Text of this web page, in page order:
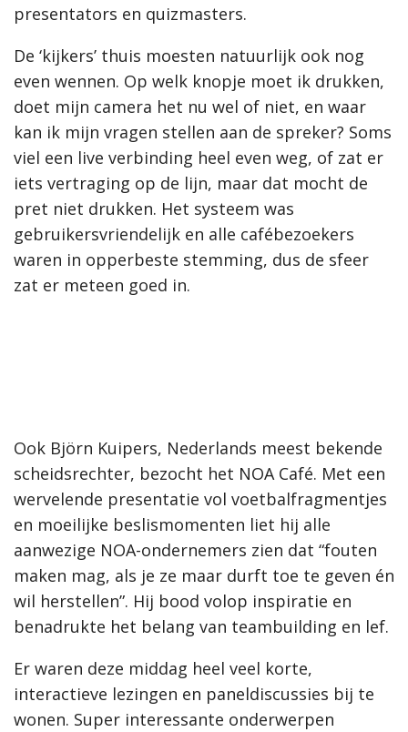
presentators en quizmasters.
De ‘kijkers’ thuis moesten natuurlijk ook nog
even wennen. Op welk knopje moet ik drukken,
doet mijn camera het nu wel of niet, en waar
kan ik mijn vragen stellen aan de spreker? Soms
viel een live verbinding heel even weg, of zat er
iets vertraging op de lijn, maar dat mocht de
pret niet drukken. Het systeem was
gebruikersvriendelijk en alle cafébezoekers
waren in opperbeste stemming, dus de sfeer
zat er meteen goed in.
Ook Björn Kuipers, Nederlands meest bekende
scheidsrechter, bezocht het NOA Café. Met een
wervelende presentatie vol voetbalfragmentjes
en moeilijke beslismomenten liet hij alle
aanwezige NOA-ondernemers zien dat “fouten
maken mag, als je ze maar durft toe te geven én
wil herstellen”. Hij bood volop inspiratie en
benadrukte het belang van teambuilding en lef.
Er waren deze middag heel veel korte,
interactieve lezingen en paneldiscussies bij te
wonen. Super interessante onderwerpen